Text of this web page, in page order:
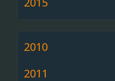
2010
2011